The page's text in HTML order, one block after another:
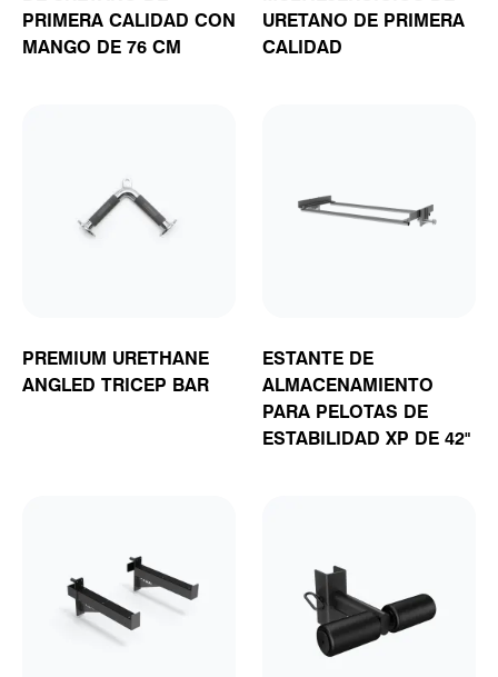
PRIMERA CALIDAD CON
MANGO DE 76 CM
URETANO DE PRIMERA
CALIDAD
PREMIUM URETHANE
ANGLED TRICEP BAR
ESTANTE DE
ALMACENAMIENTO
PARA PELOTAS DE
ESTABILIDAD XP DE 42"